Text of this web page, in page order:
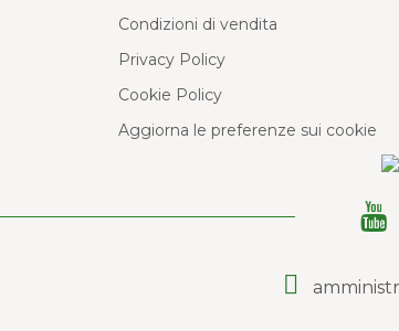
Condizioni di vendita
Privacy Policy
Cookie Policy
Aggiorna le preferenze sui cookie